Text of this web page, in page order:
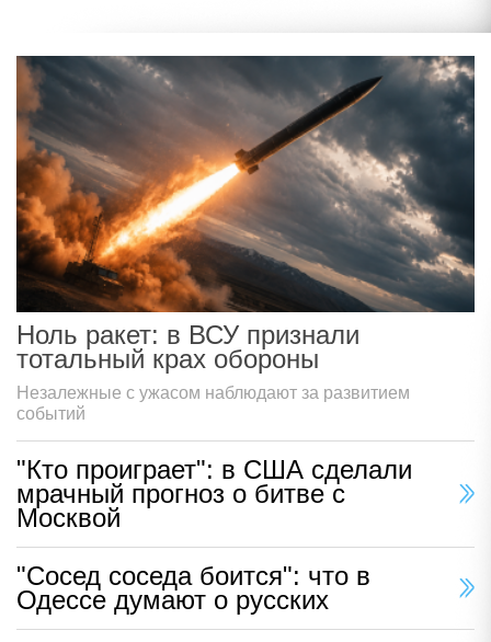
Ноль ракет: в ВСУ признали
тотальный крах обороны
Незалежные с ужасом наблюдают за развитием
событий
"Кто проиграет": в США сделали
мрачный прогноз о битве с
Москвой
"Сосед соседа боится": что в
Одессе думают о русских